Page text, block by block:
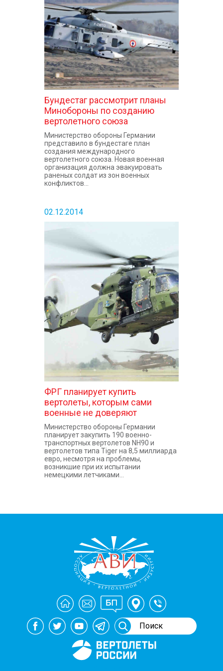
КОНТАКТЫ
Бундестаг рассмотрит планы
Минобороны по созданию
вертолетного союза
Министерство обороны Германии
представило в бундестаге план
создания международного
вертолетного союза. Новая военная
организация должна эвакуировать
раненых солдат из зон военных
конфликтов...
02.12.2014
ФРГ планирует купить
вертолеты, которым сами
военные не доверяют
Министерство обороны Германии
планирует закупить 190 военно-
транспортных вертолетов NH90 и
вертолетов типа Tiger на 8,5 миллиарда
евро, несмотря на проблемы,
возникшие при их испытании
немецкими летчиками...